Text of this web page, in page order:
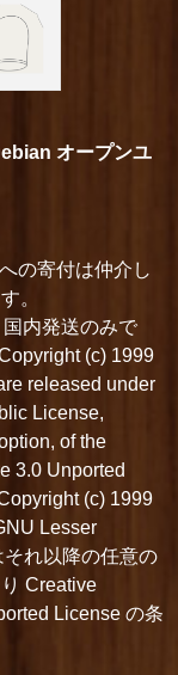
オープンユ
の寄付は仲介し
。
内発送のみで
(c) 1999
released under
License,
of the
3.0 Unported
(c) 1999
Lesser
れ以降の任意の
Creative
License の条